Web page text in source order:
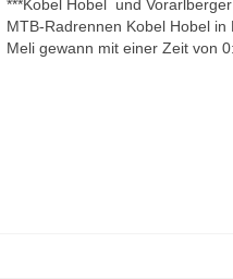
***Kobel Hobel und
MTB-Radrennen Kobel Hobel
Meli gewann mit einer Zeit von